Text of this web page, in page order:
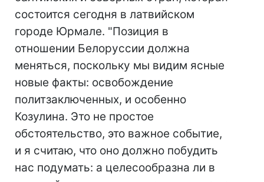
состоится сегодня в латвийском
городе Юрмале. "Позиция в
отношении Белоруссии должна
меняться, поскольку мы видим ясные
новые факты: освобождение
политзаключенных, и особенно
Козулина. Это не простое
обстоятельство, это важное событие,
и я считаю, что оно должно побудить
нас подумать: а целесообразна ли в